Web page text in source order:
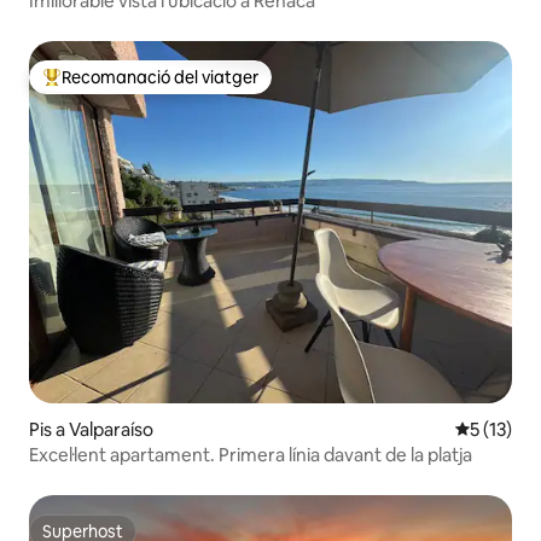
Principals recomanacions dels viatgers
Recomanació del viatger
Pis a Valparaíso 5 de
5 (13)
Excel·lent apartament. Primera línia davant de la platja
Superhost